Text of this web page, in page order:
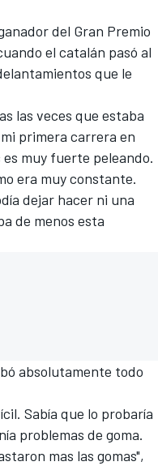
del Gran Premio
el catalán pasó al
que le
las veces que estaba
primera carrera en
es muy fuerte peleando.
era muy constante.
dejar hacer ni una
de menos esta
absolutamente todo
Sabía que lo probaría
problemas de goma.
mas las gomas",